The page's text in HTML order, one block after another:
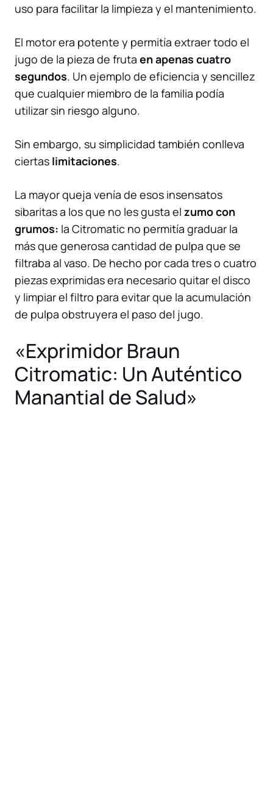
uso para facilitar la limpieza y el mantenimiento.
El motor era potente y permitía extraer todo el
jugo de la pieza de fruta en apenas cuatro
segundos. Un ejemplo de eficiencia y sencillez
que cualquier miembro de la familia podía
utilizar sin riesgo alguno.
Sin embargo, su simplicidad también conlleva
ciertas limitaciones.
La mayor queja venía de esos insensatos
sibaritas a los que no les gusta el zumo con
grumos: la Citromatic no permitía graduar la
más que generosa cantidad de pulpa que se
filtraba al vaso. De hecho por cada tres o cuatro
piezas exprimidas era necesario quitar el disco
y limpiar el filtro para evitar que la acumulación
de pulpa obstruyera el paso del jugo.
«Exprimidor Braun
Citromatic: Un Auténtico
Manantial de Salud»